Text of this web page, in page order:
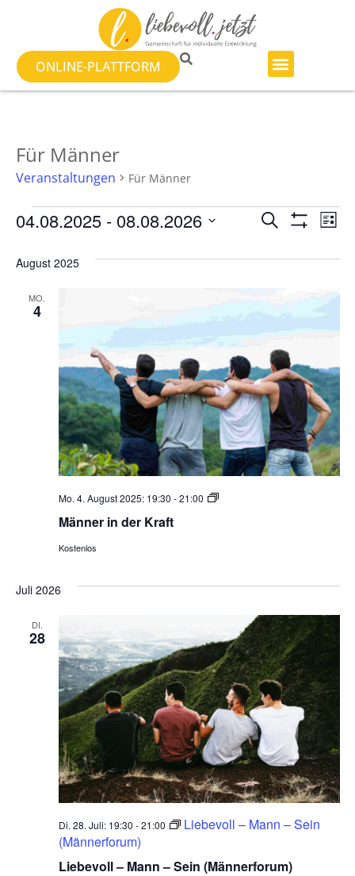
ONLINE-PLATTFORM
Für Männer
Veranstaltungen Für Männer
Suche
und
SUCHE LISTE
04.08.2025 - 08.08.2026
August 2025
MO.
4
Männer in der Kraft
Mo. 4. August 2025: 19:30 -21:00
Männer
Kostenlos
Juli 2026
DI.
28
Liebevoll – Mann – Sein (Männerforum)
Di. 28. Juli: 19:30 -21:00
Liebevoll – Mann – Sein
(Männerforum)